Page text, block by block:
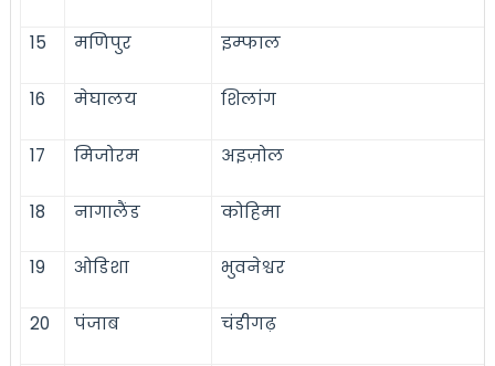
15 मणिपुर इम्फाल
16 मेघालय शिलांग
17 मिजोरम अइज़ोल
18 नागालैंड कोहिमा
19 ओडिशा भुवनेश्वर
20 पंजाब चंडीगढ़